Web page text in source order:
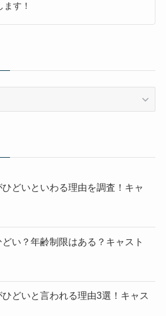
す！
どいといわる理由を調査！キャ
い？年齢制限はある？キャスト
どいと言われる理由3選！キャス